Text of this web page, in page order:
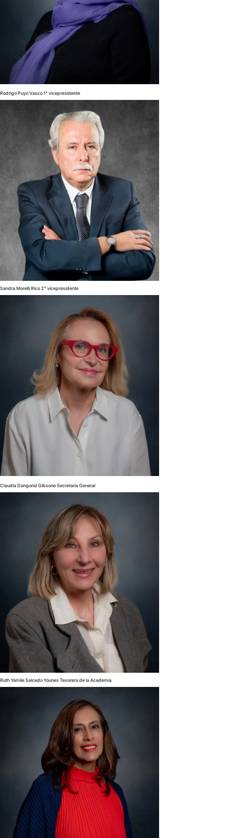
Rodrigo Puyo Vasco 1° vicepresidente
Sandra Morelli Rico 2° vicepresidente
Claudia Dangond Gibsone Secretaria General
Ruth Yamile Salcedo Younes Tesorera de la Academia